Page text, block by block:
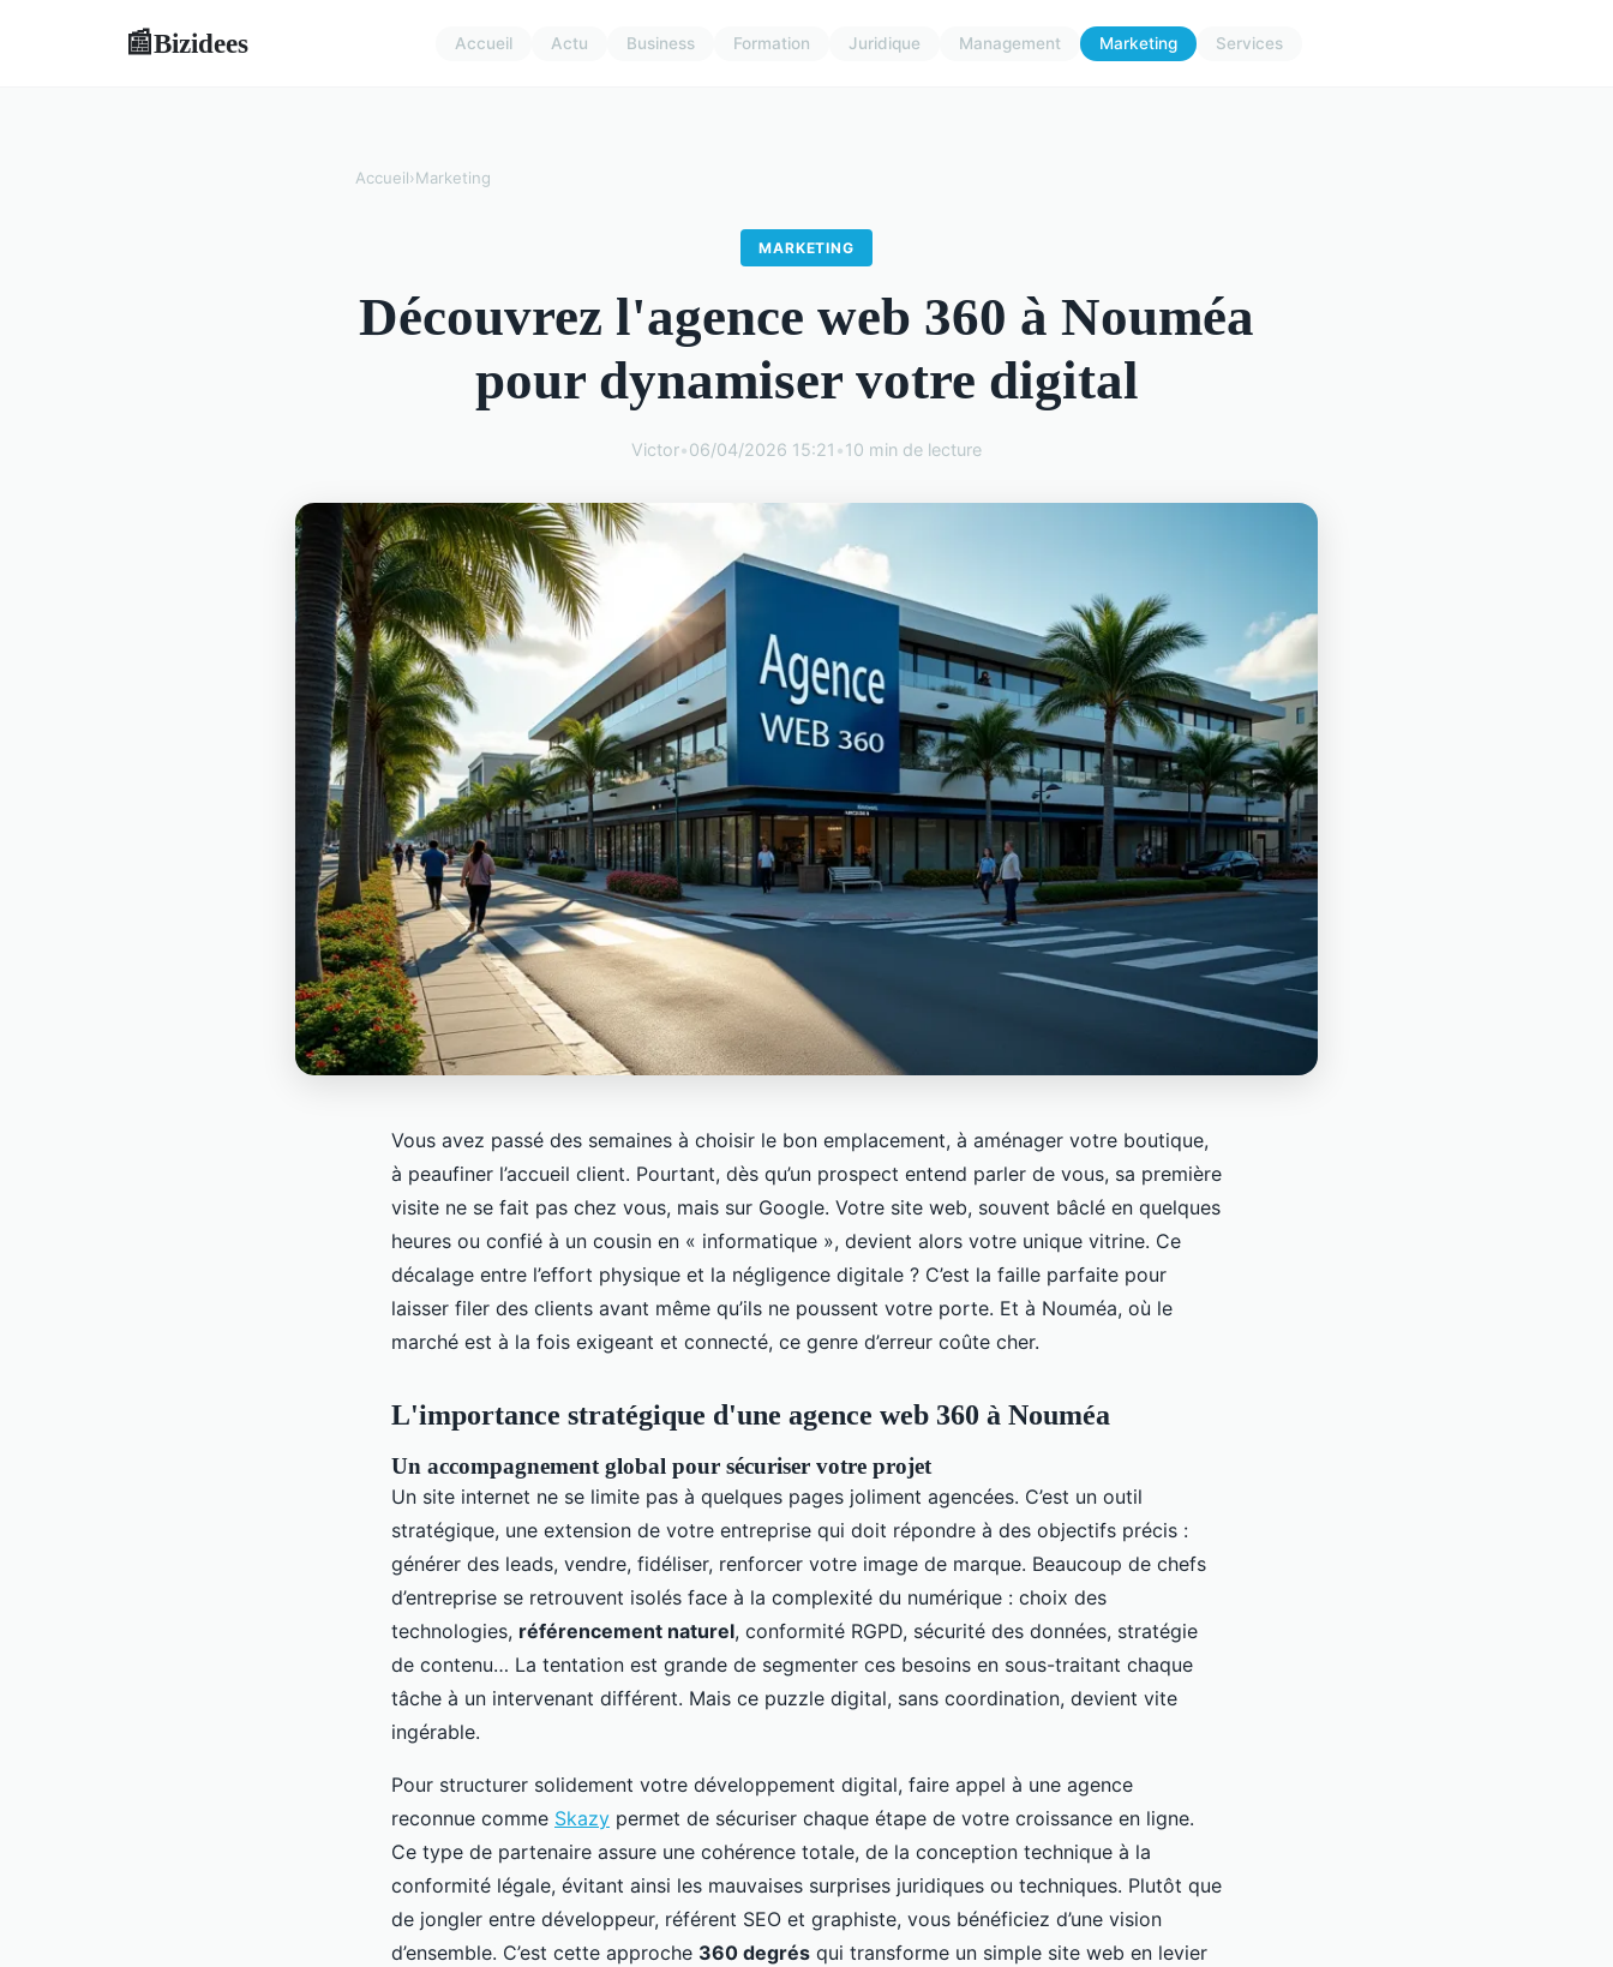
📰Bizidees Accueil Actu Business Formation Juridique Management Marketing Services
Accueil›Marketing
MARKETING
Découvrez l'agence web 360 à Nouméa
pour dynamiser votre digital
Victor•06/04/2026 15:21 •10 min de lecture
Vous avez passé des semaines à choisir le bon emplacement, à aménager votre boutique,
à peaufiner l’accueil client. Pourtant, dès qu’un prospect entend parler de vous, sa première
visite ne se fait pas chez vous, mais sur Google. Votre site web, souvent bâclé en quelques
heures ou confié à un cousin en « informatique », devient alors votre unique vitrine. Ce
décalage entre l’effort physique et la négligence digitale ? C’est la faille parfaite pour
laisser filer des clients avant même qu’ils ne poussent votre porte. Et à Nouméa, où le
marché est à la fois exigeant et connecté, ce genre d’erreur coûte cher.
L'importance stratégique d'une agence web 360 à Nouméa
Un accompagnement global pour sécuriser votre projet
Un site internet ne se limite pas à quelques pages joliment agencées. C’est un outil
stratégique, une extension de votre entreprise qui doit répondre à des objectifs précis :
générer des leads, vendre, fidéliser, renforcer votre image de marque. Beaucoup de chefs
d’entreprise se retrouvent isolés face à la complexité du numérique : choix des
technologies, référencement naturel, conformité RGPD, sécurité des données, stratégie
de contenu… La tentation est grande de segmenter ces besoins en sous-traitant chaque
tâche à un intervenant différent. Mais ce puzzle digital, sans coordination, devient vite
ingérable.
Pour structurer solidement votre développement digital, faire appel à une agence
reconnue comme Skazy permet de sécuriser chaque étape de votre croissance en ligne.
Ce type de partenaire assure une cohérence totale, de la conception technique à la
conformité légale, évitant ainsi les mauvaises surprises juridiques ou techniques. Plutôt que
de jongler entre développeur, référent SEO et graphiste, vous bénéficiez d’une vision
d’ensemble. C’est cette approche 360 degrés qui transforme un simple site web en levier